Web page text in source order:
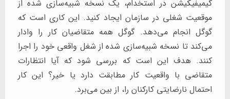
گیمیفیکیشن در استخدام، یک نسخه شبیه‌سازی شده از
موقعیت شغلی در سازمان ایجاد کنید. این کاری است که
گوگل انجام می‌دهد. گوگل همه متقاضیان کار را وادار
می‌کند تا نسخه شبیه‌سازی شده از شغل واقعی خود را اجرا
کنند. هدف این است که بررسی شود که آیا انتظارات
متقاضی با واقعیت کار مطابقت دارد یا خیر؟ این کار
احتمال نارضایتی کارکنان را، از بین می‌برد.